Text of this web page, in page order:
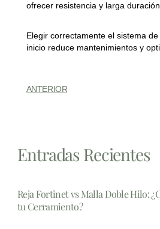
ofrecer resistencia y larga duración.
Elegir correctamente el sistema
inicio reduce mantenimientos y
ANTERIOR
Entradas Recientes
Reja Fortinet vs Malla Doble Hilo:
tu Cerramiento?